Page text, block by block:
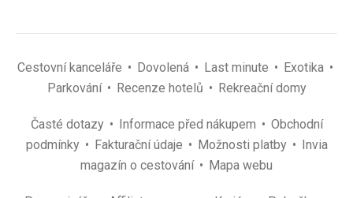
Cestovní kanceláře Dovolená Last minute
Exotika
Parkování
Recenze hotelů Rekreační domy
Časté dotazy Informace před nákupem
Obchodní
podmínky
Fakturační údaje Možnosti platby
Invia
magazín o cestování
Mapa webu